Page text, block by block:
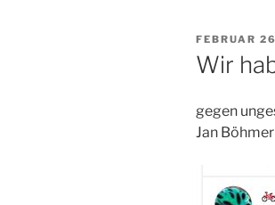
AM
FEBRUAR
Wir
gegen
Jan